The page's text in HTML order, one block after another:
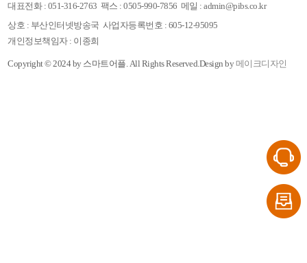
대표전화 : 051-316-2763 팩스 : 0505-990-7856 메일 : admin@pibs.co.kr
상호 : 부산인터넷방송국 사업자등록번호 : 605-12-95095
개인정보책임자 : 이종희
Copyright © 2024 by 스마트어플.All Rights Reserved.Design by메이크디자인